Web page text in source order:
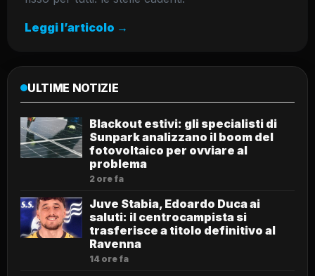
Leggi l’articolo →
ULTIME NOTIZIE
Blackout estivi: gli specialisti di
Sunpark analizzano il boom del
fotovoltaico per ovviare al
problema
2 ore fa
Juve Stabia, Edoardo Duca ai
saluti: il centrocampista si
trasferisce a titolo definitivo al
Ravenna
14 ore fa